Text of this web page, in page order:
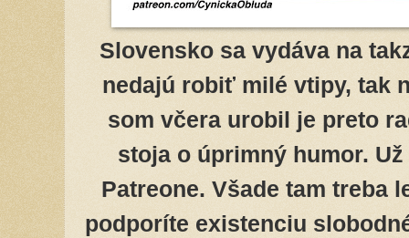
Slovensko sa vydáva na
nedajú robiť milé vtipy, tak
som včera urobil je preto
stoja o úprimný humor.
Patreone. Všade tam treba
podporíte existenciu